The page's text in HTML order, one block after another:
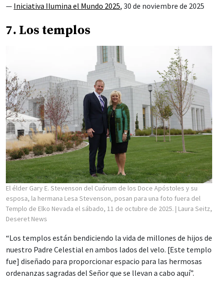
— Iniciativa Ilumina el Mundo 2025, 30 de noviembre de 2025
7. Los templos
El élder Gary E. Stevenson del Cuórum de los Doce Apóstoles y su
esposa, la hermana Lesa Stevenson, posan para una foto fuera del
Templo de Elko Nevada el sábado, 11 de octubre de 2025. | Laura Seitz,
Deseret News
“Los templos están bendiciendo la vida de millones de hijos de
nuestro Padre Celestial en ambos lados del velo. [Este templo
fue] diseñado para proporcionar espacio para las hermosas
ordenanzas sagradas del Señor que se llevan a cabo aquí”.